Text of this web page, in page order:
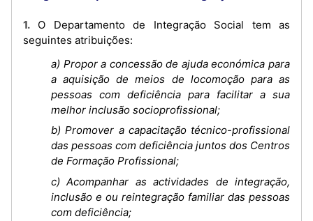
1. O Departamento de Integração Social tem as
seguintes atribuições:
a) Propor a concessão de ajuda económica para
a aquisição de meios de locomoção para as
pessoas com deficiência para facilitar a sua
melhor inclusão socioprofissional;
b) Promover a capacitação técnico-profissional
das pessoas com deficiência juntos dos Centros
de Formação Profissional;
c) Acompanhar as actividades de integração,
inclusão e ou reintegração familiar das pessoas
com deficiência;